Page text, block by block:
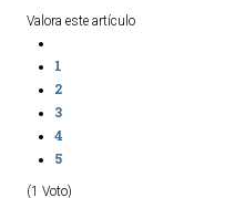
Valora este artículo
1
2
3
4
5
(1 Voto)